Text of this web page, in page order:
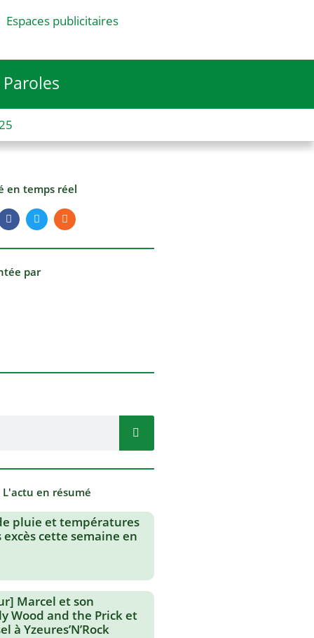
Espaces publicitaires
Paroles
en temps réel
par
en résumé
pluie et températures
excès cette semaine en
Marcel et son
Wood and the Prick et
à Yzeures’N’Rock